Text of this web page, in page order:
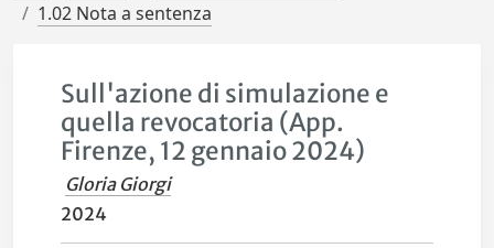
1.02 Nota a sentenza
Sull'azione di simulazione e
quella revocatoria (App.
Firenze, 12 gennaio 2024)
Gloria Giorgi
2024